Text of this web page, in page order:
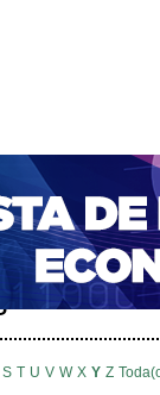
CADASTRO
DA UNIFACS
S T U V W X Y Z